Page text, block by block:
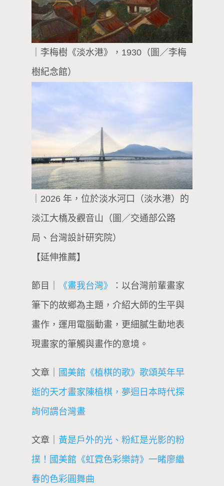
｜李梅樹《淡水港》，1930（圖／李梅
樹紀念館）
｜2026 年，位於淡水河口（淡水港）的
淡江大橋及觀音山（圖／交通部公路
局、台灣設計研究院）
【延伸推薦】
節目｜ 《畫我台灣》
：以台灣前輩畫家
筆下的故鄉為主題，介紹大師的生平與
畫作，運用電腦動畫，更細膩生動地表
現畫家的筆觸與畫作的意境。
文章｜
國美館《植棋的歌》歌頌英年早
逝的天才畫家陳植棋，夢迴日本時代探
詢何謂台灣畫
文章｜ 黃是戶外的光、粉紅是光影的粉
撲！國美館《虹霓色彩樂詩》一睹廖繼
春的色彩圓舞曲